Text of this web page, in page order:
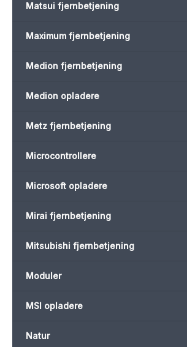
Matsui fjernbetjening
Maximum fjernbetjening
Medion fjernbetjening
Medion opladere
Metz fjernbetjening
Microcontrollere
Microsoft opladere
Mirai fjernbetjening
Mitsubishi fjernbetjening
Moduler
MSI opladere
Natur